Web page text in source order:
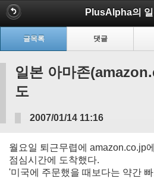
PlusAlpha의
글목록 댓글
일본 아마존
도
2007/01/14 11:16
월요일 퇴근무렵에 amazon.co.jp
점심시간에 도착했다.
'미국에 주문했을 때보다는 약간